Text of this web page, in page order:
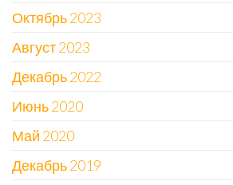
Октябрь 2023
Август 2023
Декабрь 2022
Июнь 2020
Май 2020
Декабрь 2019